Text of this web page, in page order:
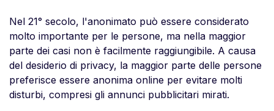
Nel 21° secolo, l'anonimato può essere considerato
molto importante per le persone, ma nella maggior
parte dei casi non è facilmente raggiungibile. A causa
del desiderio di privacy, la maggior parte delle persone
preferisce essere anonima online per evitare molti
disturbi, compresi gli annunci pubblicitari mirati.